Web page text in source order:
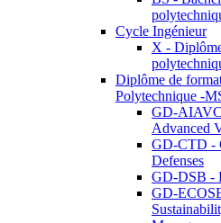
Cycle Ingénieur
X -
Diplôme de
Polytechnique -
GD-
Advanced
GD-CTD -
Defenses
GD-DSB -
GD-